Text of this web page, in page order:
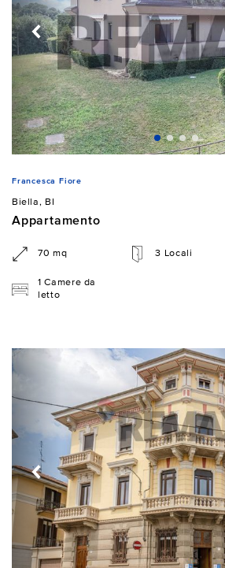
Francesca Fiore
Biella, BI
Appartamento
70 mq 3 Locali
1 Camere da
letto